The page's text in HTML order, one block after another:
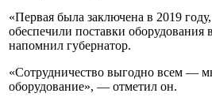
«Первая была заключена в 2019
обеспечили поставки
напомнил губернатор.
«Сотрудничество выгодно всем —
оборудование», — отметил он.